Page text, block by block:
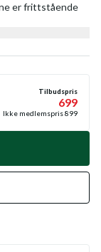
er frittstående
Tilbudspris
699
Ikke medlemspris899